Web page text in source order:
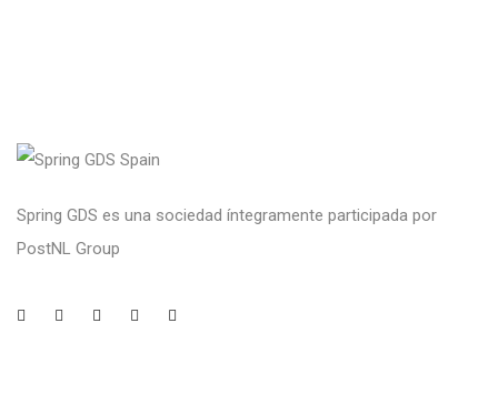
Spring GDS es una sociedad íntegramente participada por
PostNL Group